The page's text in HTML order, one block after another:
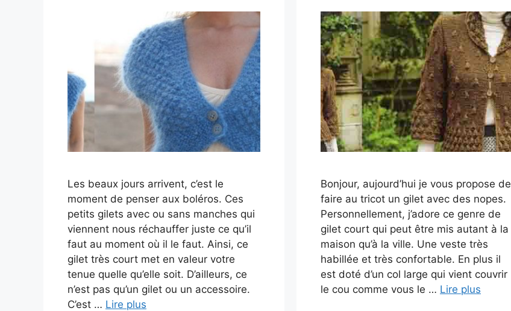
Les beaux jours arrivent, c’est le
moment de penser aux boléros. Ces
petits gilets avec ou sans manches qui
viennent nous réchauffer juste ce qu’il
faut au moment où il le faut. Ainsi, ce
gilet très court met en valeur votre
tenue quelle qu’elle soit. D’ailleurs, ce
n’est pas qu’un gilet ou un accessoire.
C’est … Lire plus
Bonjour, aujourd’hui je vous propose de
faire au tricot un gilet avec des nopes.
Personnellement, j’adore ce genre de
gilet court qui peut être mis autant à la
maison qu’à la ville. Une veste très
habillée et très confortable. En plus il
est doté d’un col large qui vient couvrir
le cou comme vous le … Lire plus